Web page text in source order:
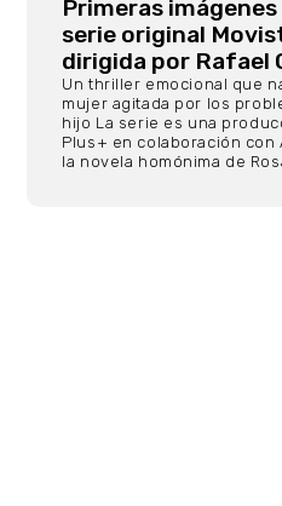
Primeras imágenes
serie original
dirigida por Rafael
Un thriller emocional que
mujer agitada por los
hijo La serie es una
Plus+ en colaboración con
la novela homónima de